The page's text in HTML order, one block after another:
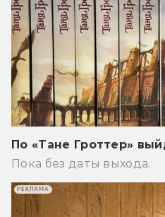
По «Тане Гроттер»
Пока без даты выхода.
РЕКЛАМА